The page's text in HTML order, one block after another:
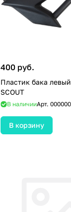
400 руб.
Пластик бака
SCOUT
В наличииАрт.
В корзину